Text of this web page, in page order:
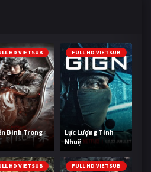
HD VIETSUB
Binh Trong
FULL HD VIETSUB
Lực Lượng Tinh
Nhuệ
HD VIETSUB FULL HD VIETSUB